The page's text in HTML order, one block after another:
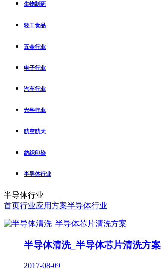
生物制药
轻工食品
五金行业
电子行业
汽车行业
光学行业
航空航天
纺织印染
半导体行业
半导体行业
首页行业应用方案半导体行业
半导体清洗_半导体芯片清洗方案
2017-08-09